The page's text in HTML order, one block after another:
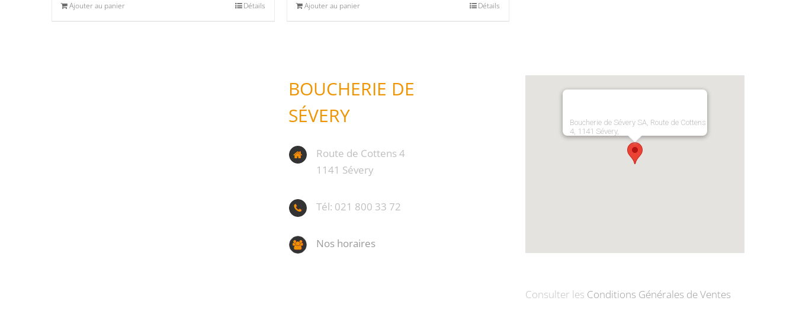
Ajouter au panier Détails Ajouter au panier Détails
BOUCHERIE DE
SÉVERY
Route de Cottens 4
1141 Sévery
Tél: 021 800 33 72
Nos horaires
Boucherie de Sévery SA, Route de Cottens
4, 1141 Sévery,
Consulter les Conditions Générales de Ventes